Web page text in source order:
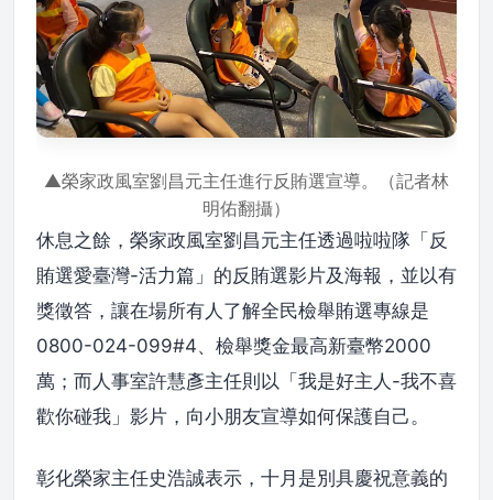
▲榮家政風室劉昌元主任進行反賄選宣導。（記者林
明佑翻攝）
休息之餘，榮家政風室劉昌元主任透過啦啦隊「反
賄選愛臺灣-活力篇」的反賄選影片及海報，並以有
獎徵答，讓在場所有人了解全民檢舉賄選專線是
0800-024-099#4、檢舉獎金最高新臺幣2000
萬；而人事室許慧彥主任則以「我是好主人-我不喜
歡你碰我」影片，向小朋友宣導如何保護自己。
彰化榮家主任史浩誠表示，十月是別具慶祝意義的